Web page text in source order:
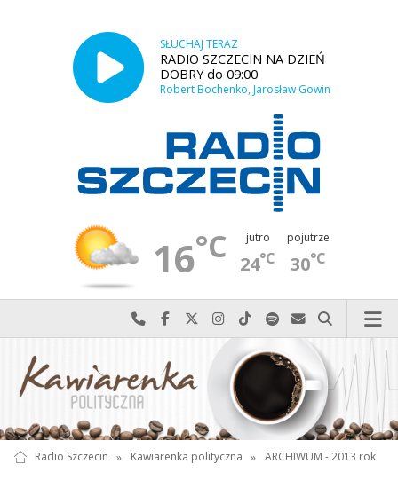
SŁUCHAJ TERAZ
RADIO SZCZECIN NA DZIEŃ
DOBRY do 09:00
Robert Bochenko, Jarosław Gowin
16°C jutro
24°C
pojutrze
30°C
Najlepiej po prostu do nas zadzwoń
Odwiedź nas na Facebook-u
Odwiedź nas na X
Odwiedź nas na Instagram-ie
Odwiedź nas na TikTok-u
Szukaj nas na Spotify
Wyślij do nas
Szukaj
Radio Szczecin » Kawiarenka polityczna » ARCHIWUM - 2013 rok